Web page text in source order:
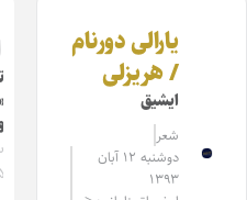
یارالی دورنام
/ هریزلی
ایشیق
شعر
دوشنبه ۱۲ آبان
۱۳۹۳